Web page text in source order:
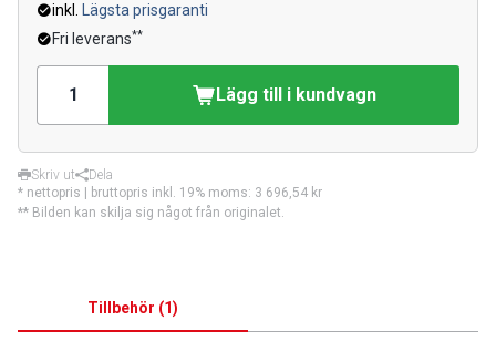
inkl.
Lägsta prisgaranti
Fri leverans**
Lägg till i kundvagn
Skriv ut
Dela
* nettopris | bruttopris inkl. 19% moms: 3 696,54 kr
** Bilden kan skilja sig något från originalet.
Tillbehör (1)